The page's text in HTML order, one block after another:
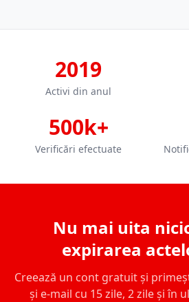
2019
Activi din anul
500k+
Verificări efectuate
Nu mai uita
expirarea
Creează un cont gratuit și
și e-mail cu 15 zile, 2 zile și în